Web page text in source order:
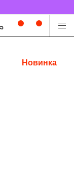
Новинка